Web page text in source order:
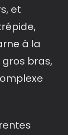
et
à la
bras,